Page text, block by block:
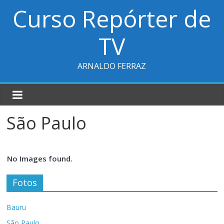
Curso Repórter de
TV
ARNALDO FERRAZ
São Paulo
No Images found.
Fotos
Bauru